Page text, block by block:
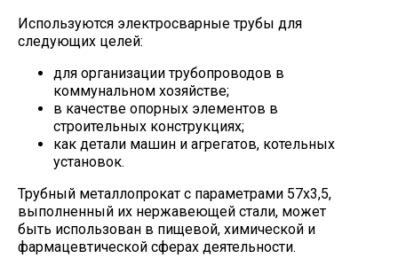
Используются электросварные трубы для
следующих целей:
для организации трубопроводов в
коммунальном хозяйстве;
в качестве опорных элементов в
строительных конструкциях;
как детали машин и агрегатов, котельных
установок.
Трубный металлопрокат с параметрами 57х3,5,
выполненный их нержавеющей стали, может
быть использован в пищевой, химической и
фармацевтической сферах деятельности.